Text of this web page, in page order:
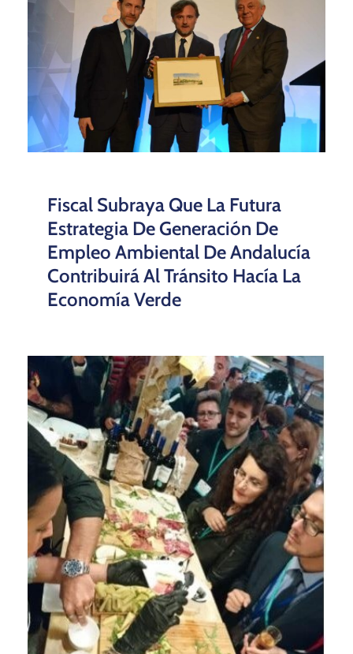
Fiscal Subraya Que La Futura
Estrategia De Generación De
Empleo Ambiental De Andalucía
Contribuirá Al Tránsito Hacía La
Economía Verde